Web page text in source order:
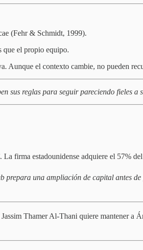
(Fehr & Schmidt, 1999).
que el propio equipo.
Aunque el contexto cambie, no pueden
sus reglas para seguir pareciendo fieles a
firma estadounidense adquiere el 57%
una ampliación de capital antes
Thamer Al-Thani quiere mantener a